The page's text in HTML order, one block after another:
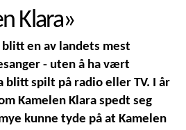
Klara»
en av landets mest
- uten å ha vært
blitt spilt på radio eller TV. I år
Kamelen Klara spedt seg
kunne tyde på at Kamelen